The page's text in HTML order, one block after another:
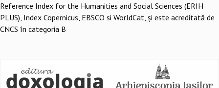
Reference Index for the Humanities and Social Sciences (ERIH
PLUS), Index Copernicus, EBSCO si WorldCat, și este acreditată de
CNCS în categoria B